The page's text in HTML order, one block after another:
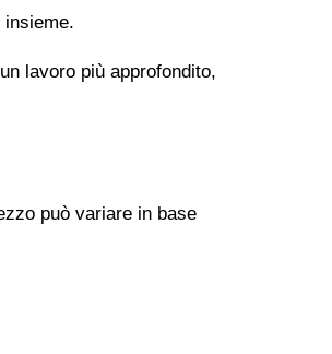
lavoro più approfondito,
può variare in base